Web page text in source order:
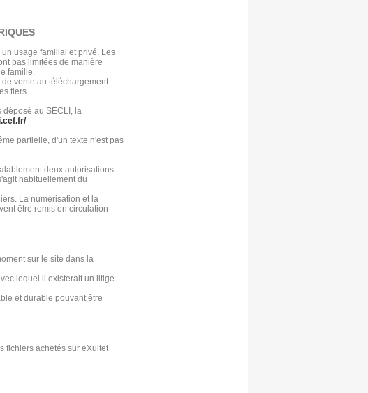
usage familial et privé. Les
pas limitées de manière
famille.
vente au téléchargement
tiers.
déposé au SECLI, la
partielle, d'un texte n'est pas
deux autorisations
habituellement du
La numérisation et la
être remis en circulation
sur le site dans la
lequel il existerait un litige
et durable pouvant être
fichiers achetés sur eXultet